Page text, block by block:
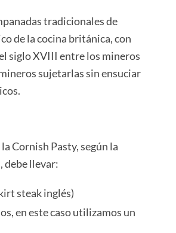
tradicionales de
de la cocina británica, con
siglo XVIII entre los mineros
sujetarlas sin ensuciar
Cornish Pasty, según la
debe llevar:
steak inglés)
en este caso utilizamos un